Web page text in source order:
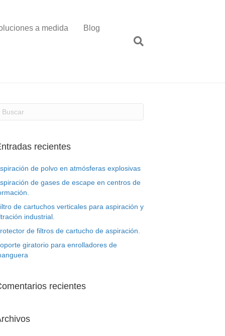
a medida Blog
recientes
de polvo en atmósferas explosivas
de gases de escape en centros de
de cartuchos verticales para aspiración y
industrial.
de filtros de cartucho de aspiración.
giratorio para enrolladores de
recientes